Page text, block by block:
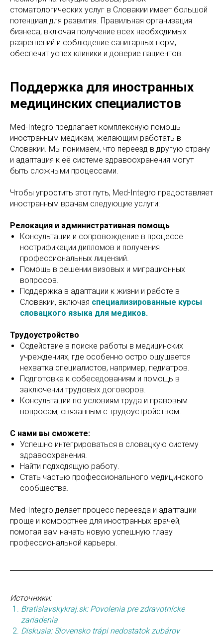
стоматологических услуг в Словакии имеет большой
потенциал для развития. Правильная организация
бизнеса, включая получение всех необходимых
разрешений и соблюдение санитарных норм,
обеспечит успех клиники и доверие пациентов.
Поддержка для иностранных
медицинских специалистов
Med-Integrо предлагает комплексную помощь
иностранным медикам, желающим работать в
Словакии. Мы понимаем, что переезд в другую страну
и адаптация к её системе здравоохранения могут
быть сложными процессами.
Чтобы упростить этот путь, Med-Integrо предоставляет
иностранным врачам следующие услуги:
Релокация и административная помощь
Консультации и сопровождение в процессе
нострификации дипломов и получения
профессиональных лицензий.
Помощь в решении визовых и миграционных
вопросов.
Поддержка в адаптации к жизни и работе в
Словакии, включая специализированные курсы
словацкого языка для медиков.
Трудоустройство
Содействие в поиске работы в медицинских
учреждениях, где особенно остро ощущается
нехватка специалистов, например, педиатров.
Подготовка к собеседованиям и помощь в
заключении трудовых договоров.
Консультации по условиям труда и правовым
вопросам, связанным с трудоустройством.
С нами вы сможете:
Успешно интегрироваться в словацкую систему
здравоохранения.
Найти подходящую работу.
Стать частью профессионального медицинского
сообщества.
Med-Integrо делает процесс переезда и адаптации
проще и комфортнее для иностранных врачей,
помогая вам начать новую успешную главу
профессиональной карьеры.
Источники:
Bratislavskykraj.sk: Povolenia pre zdravotnícke
zariadenia
Diskusia: Slovensko trápi nedostatok zubárov